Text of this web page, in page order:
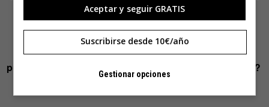
la saga de Stieg Larson Karin Smirnoff o clásicos
¿Cómo se organiza la elección de los trabajos que
publicáis en los diferentes sellos en los que te mueves?
Aceptar y seguir GRATIS
Suscribirse desde 10€/año
Gestionar opciones